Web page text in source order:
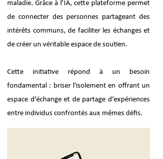
maladie. Grâce à l’IA, cette plateforme permet
de connecter des personnes partageant des
intérêts communs, de faciliter les échanges et
de créer un véritable espace de soutien.
Cette initiative répond à un besoin
fondamental : briser l'isolement en offrant un
espace d’échange et de partage d’expériences
entre individus confrontés aux mêmes défis.